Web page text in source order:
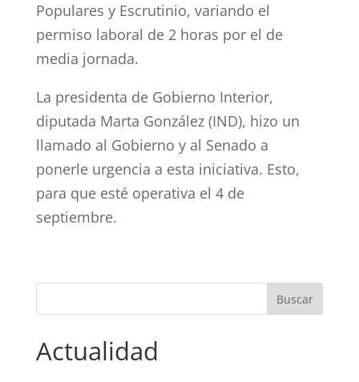
Populares y Escrutinio, variando el
permiso laboral de 2 horas por el de
media jornada.
La presidenta de Gobierno Interior,
diputada Marta González (IND), hizo un
llamado al Gobierno y al Senado a
ponerle urgencia a esta iniciativa. Esto,
para que esté operativa el 4 de
septiembre.
Actualidad